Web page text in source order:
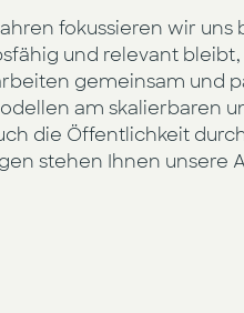
fokussieren wir
und relevant
gemeinsam und
am skalierbaren
die Öffentlichkeit
stehen Ihnen unsere